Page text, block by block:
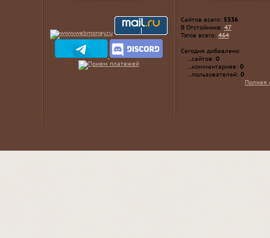
Сайтов всего: 5336
В Отстойнике: 47
Тэгов всего: 464
Сегодня добавлено
...сайтов: 0
...комментариев: 0
...пользователей: 0
Полная